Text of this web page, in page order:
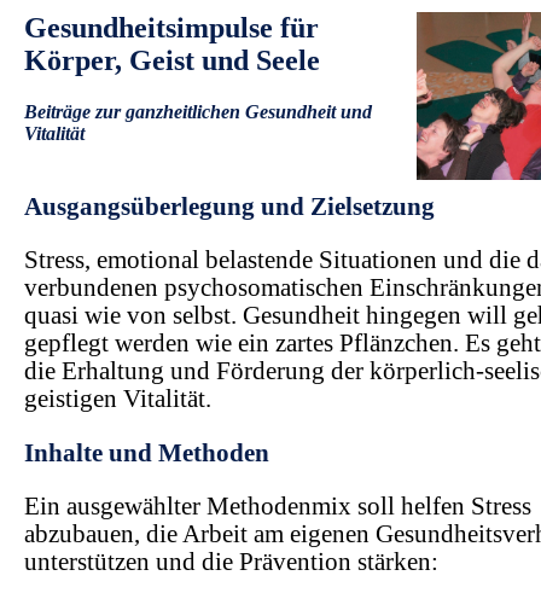
Gesundheitsimpulse für
Körper, Geist und Seele
Beiträge zur ganzheitlichen Gesundheit und
Vitalität
Ausgangsüberlegung und Zielsetzung
Stress, emotional belastende Situationen und die
verbundenen psychosomatischen
quasi wie von selbst. Gesundheit hingegen will
gepflegt werden wie ein zartes Pflänzchen. Es
die Erhaltung und Förderung der körperlich-
geistigen Vitalität.
Inhalte und Methoden
Ein ausgewählter Methodenmix soll helfen Stress
abzubauen, die Arbeit am eigenen
unterstützen und die Prävention stärken: